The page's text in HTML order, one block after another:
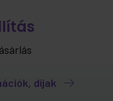
díjak